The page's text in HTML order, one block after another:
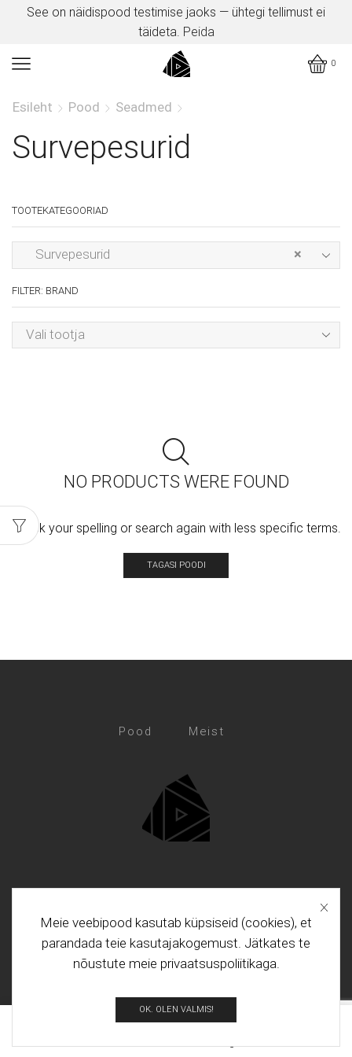
See on näidispood testimise jaoks — ühtegi tellimust ei
täideta. Peida
0
Esileht Pood Seadmed
Survepesurid
TOOTEKATEGOORIAD
×
Survepesurid
FILTER: BRAND
Vali tootja
NO PRODUCTS WERE FOUND
Check your spelling or search again with less specific terms.
TAGASI POODI
Pood Meist
Meie veebipood kasutab küpsiseid (cookies), et
parandada teie kasutajakogemust. Jätkates te
nõustute meie privaatsuspoliitikaga.
OK. OLEN VALMIS!